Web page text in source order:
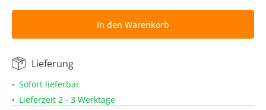
In den Warenkorb
Lieferung
Sofort lieferbar
Lieferzeit 2 - 3 Werktage